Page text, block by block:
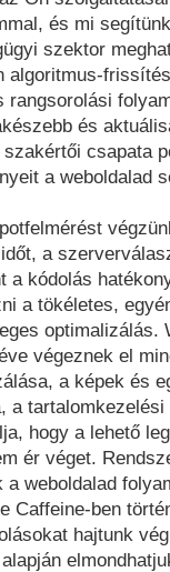
és mi
szektor
algoritmus-
rangsorolási
és
csapata
a weboldalad
a
a kódolás
a tökéletes,
optimalizálás.
végeznek el
a képek és
a
hogy a lehető
ér véget.
weboldalad
Caffeine-ben
hajtunk